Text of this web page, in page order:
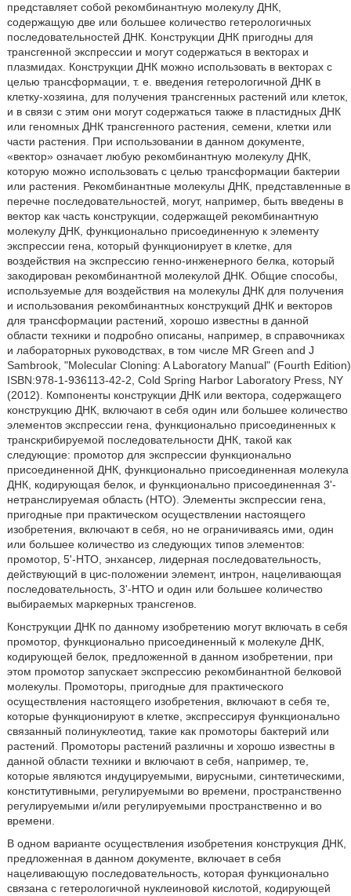
представляет собой рекомбинантную молекулу ДНК,
содержащую две или большее количество гетерологичных
последовательностей ДНК. Конструкции ДНК пригодны для
трансгенной экспрессии и могут содержаться в векторах и
плазмидах. Конструкции ДНК можно использовать в векторах с
целью трансформации, т. е. введения гетерологичной ДНК в
клетку-хозяина, для получения трансгенных растений или клеток,
и в связи с этим они могут содержаться также в пластидных ДНК
или геномных ДНК трансгенного растения, семени, клетки или
части растения. При использовании в данном документе,
«вектор» означает любую рекомбинантную молекулу ДНК,
которую можно использовать с целью трансформации бактерии
или растения. Рекомбинантные молекулы ДНК, представленные в
перечне последовательностей, могут, например, быть введены в
вектор как часть конструкции, содержащей рекомбинантную
молекулу ДНК, функционально присоединенную к элементу
экспрессии гена, который функционирует в клетке, для
воздействия на экспрессию генно-инженерного белка, который
закодирован рекомбинантной молекулой ДНК. Общие способы,
используемые для воздействия на молекулы ДНК для получения
и использования рекомбинантных конструкций ДНК и векторов
для трансформации растений, хорошо известны в данной
области техники и подробно описаны, например, в справочниках
и лабораторных руководствах, в том числе MR Green and J
Sambrook, ʺMolecular Cloning: A Laboratory Manualʺ (Fourth Edition)
ISBN:978-1-936113-42-2, Cold Spring Harbor Laboratory Press, NY
(2012). Компоненты конструкции ДНК или вектора, содержащего
конструкцию ДНК, включают в себя один или большее количество
элементов экспрессии гена, функционально присоединенных к
транскрибируемой последовательности ДНК, такой как
следующие: промотор для экспрессии функционально
присоединенной ДНК, функционально присоединенная молекула
ДНК, кодирующая белок, и функционально присоединенная 3'-
нетранслируемая область (НТО). Элементы экспрессии гена,
пригодные при практическом осуществлении настоящего
изобретения, включают в себя, но не ограничиваясь ими, один
или большее количество из следующих типов элементов:
промотор, 5'-НТО, энхансер, лидерная последовательность,
действующий в цис-положении элемент, интрон, нацеливающая
последовательность, 3'-НТО и один или большее количество
выбираемых маркерных трансгенов.
Конструкции ДНК по данному изобретению могут включать в себя
промотор, функционально присоединенный к молекуле ДНК,
кодирующей белок, предложенной в данном изобретении, при
этом промотор запускает экспрессию рекомбинантной белковой
молекулы. Промоторы, пригодные для практического
осуществления настоящего изобретения, включают в себя те,
которые функционируют в клетке, экспрессируя функционально
связанный полинуклеотид, такие как промоторы бактерий или
растений. Промоторы растений различны и хорошо известны в
данной области техники и включают в себя, например, те,
которые являются индуцируемыми, вирусными, синтетическими,
конститутивными, регулируемыми во времени, пространственно
регулируемыми и/или регулируемыми пространственно и во
времени.
В одном варианте осуществления изобретения конструкция ДНК,
предложенная в данном документе, включает в себя
нацеливающую последовательность, которая функционально
связана с гетерологичной нуклеиновой кислотой, кодирующей